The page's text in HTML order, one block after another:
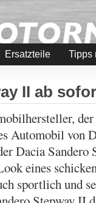
Ersatzteile Tipps
II ab
Automobil von
Dacia
eines
sportlich und